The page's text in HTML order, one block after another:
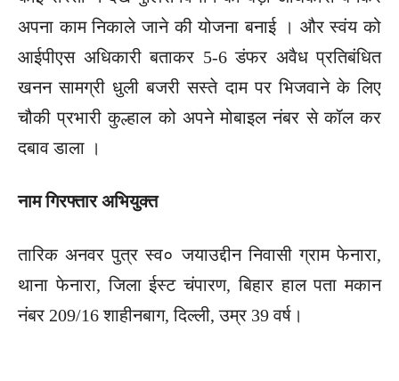
अपना काम निकाले जाने की योजना बनाई । और स्वंय को
आईपीएस अधिकारी बताकर 5-6 डंफर अवैध प्रतिबंधित
खनन सामग्री धुली बजरी सस्ते दाम पर भिजवाने के लिए
चौकी प्रभारी कुल्हाल को अपने मोबाइल नंबर से कॉल कर
दबाव डाला ।
नाम गिरफ्तार अभियुक्त
तारिक अनवर पुत्र स्व० जयाउद्दीन निवासी ग्राम फेनारा,
थाना फेनारा, जिला ईस्ट चंपारण, बिहार हाल पता मकान
नंबर 209/16 शाहीनबाग, दिल्ली, उम्र 39 वर्ष।